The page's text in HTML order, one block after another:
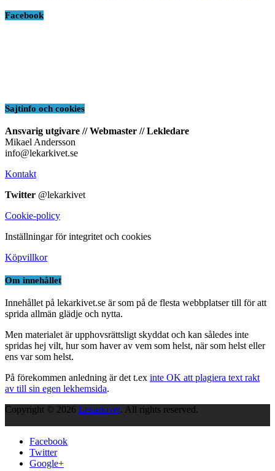
Facebook
Sajtinfo och cookies
Ansvarig utgivare // Webmaster // Lekledare
Mikael Andersson
info@lekarkivet.se
Kontakt
Twitter @lekarkivet
Cookie-policy
Inställningar för integritet och cookies
Köpvillkor
Om innehållet
Innehållet på lekarkivet.se är som på de flesta webbplatser till för att
sprida allmän glädje och nytta.
Men materialet är upphovsrättsligt skyddat och kan således inte
spridas hej vilt, hur som haver av vem som helst, när som helst eller
ens var som helst.
På förekommen anledning är det t.ex inte OK att plagiera text rakt
av till sin egen lekhemsida.
Copyright © 2026 Lekarkivet. All rights reserved.
Facebook
Twitter
Google+